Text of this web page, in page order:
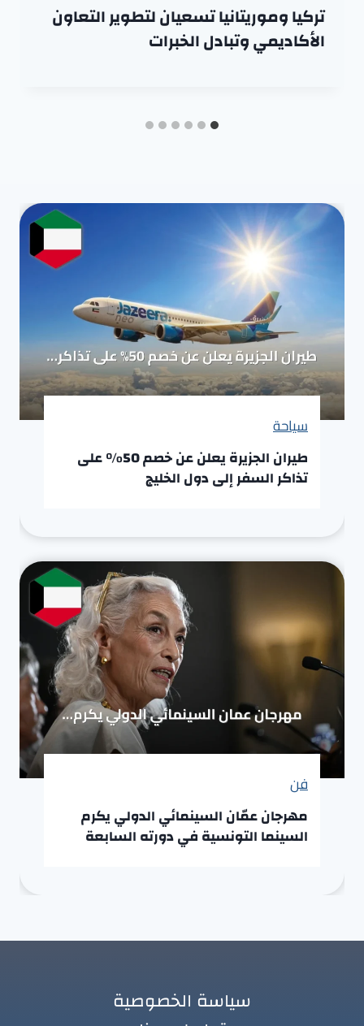
تركيا وموريتانيا تسعيان لتطوير التعاون
الأكاديمي وتبادل الخبرات
سياحة
طيران الجزيرة يعلن عن خصم 50% على
تذاكر السفر إلى دول الخليج
فن
مهرجان عمّان السينمائي الدولي يكرم
السينما التونسية في دورته السابعة
سياسة الخصوصية